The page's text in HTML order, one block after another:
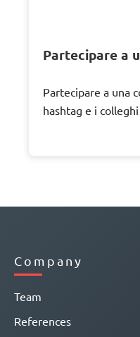
Partecipare a
Partecipare a una
hashtag e i colleghi
Company
Team
References